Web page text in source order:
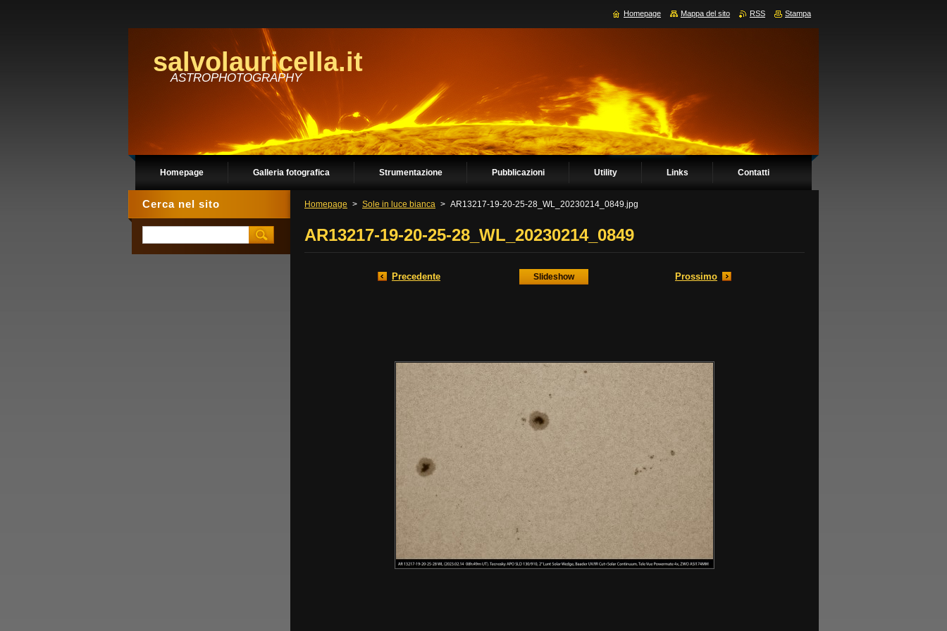
salvolauricella.it
ASTROPHOTOGRAPHY
Homepage Galleria fotografica Strumentazione Pubblicazioni Utility Links Contatti
Homepage > Sole in luce bianca > AR13217-19-20-25-28_WL_20230214_0849.jpg
AR13217-19-20-25-28_WL_20230214_0849
Precedente Slideshow Prossimo
Cerca nel sito
Homepage Mappa del sito RSS Stampa